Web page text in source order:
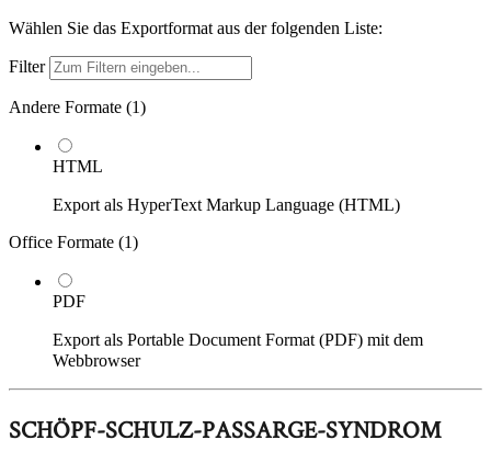
Wählen Sie das Exportformat aus der folgenden Liste:
Filter
Andere Formate (1)
HTML
Export als HyperText Markup Language (HTML)
Office Formate (1)
PDF
Export als Portable Document Format (PDF) mit dem
Webbrowser
SCHÖPF-SCHULZ-PASSARGE-SYNDROM